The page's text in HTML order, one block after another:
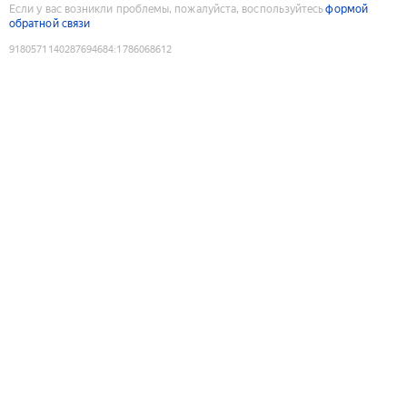
Если у вас возникли проблемы, пожалуйста, воспользуйтесьформой
обратной связи
9180571140287694684:1786068612